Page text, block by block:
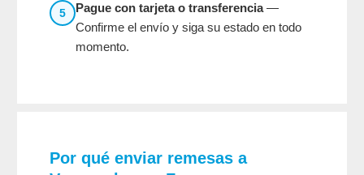
5 Pague con tarjeta o transferencia—
Confirme el envío y siga su estado en todo
momento.
Por qué enviar remesas a